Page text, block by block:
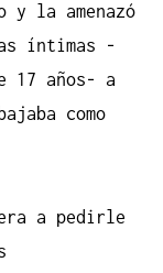
la amenazó
íntimas -
17 años- a
como
a pedirle